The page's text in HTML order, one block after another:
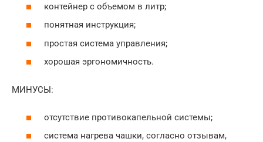
контейнер с объемом в литр;
понятная инструкция;
простая система управления;
хорошая эргономичность.
МИНУСЫ:
отсутствие противокапельной системы;
система нагрева чашки, согласно отзывам,